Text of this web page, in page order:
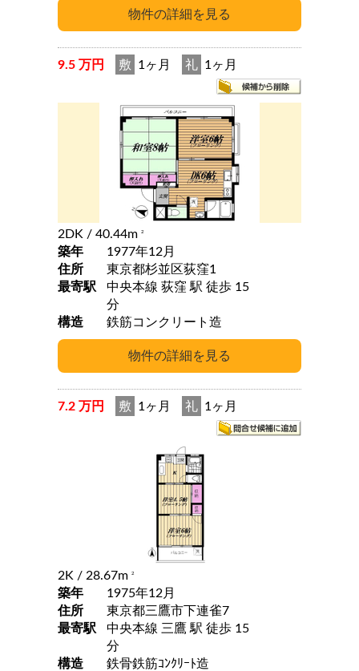
9.5 万円 敷 1ヶ月 礼 1ヶ月
2DK / 40.44m 2
築年
1977年12月
住所
東京都杉並区荻窪1
最寄駅
中央本線 荻窪 駅 徒歩 15
分
構造
鉄筋コンクリート造
7.2 万円 敷 1ヶ月 礼 1ヶ月
2K / 28.67m 2
築年
1975年12月
住所
東京都三鷹市下連雀7
最寄駅
中央本線 三鷹 駅 徒歩 15
分
構造
鉄骨鉄筋ｺﾝｸﾘｰﾄ造